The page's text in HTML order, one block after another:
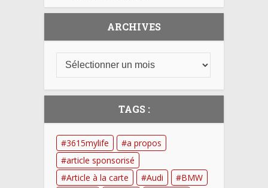
ARCHIVES
TAGS :
3615mylife
a propos
article sponsorisé
Article à la carte
Audi
BMW